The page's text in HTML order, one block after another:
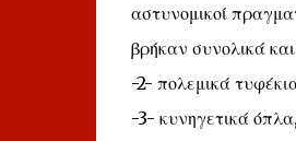
αστυνομικοί
βρήκαν συνολικά
-2- πολεμικά
-3- κυνηγετικά